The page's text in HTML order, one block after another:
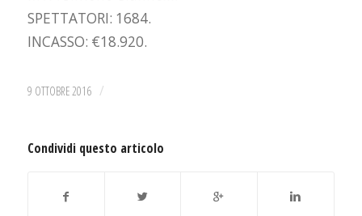
SPETTATORI: 1684.
INCASSO: €18.920.
9 OTTOBRE 2016 /
Condividi questo articolo